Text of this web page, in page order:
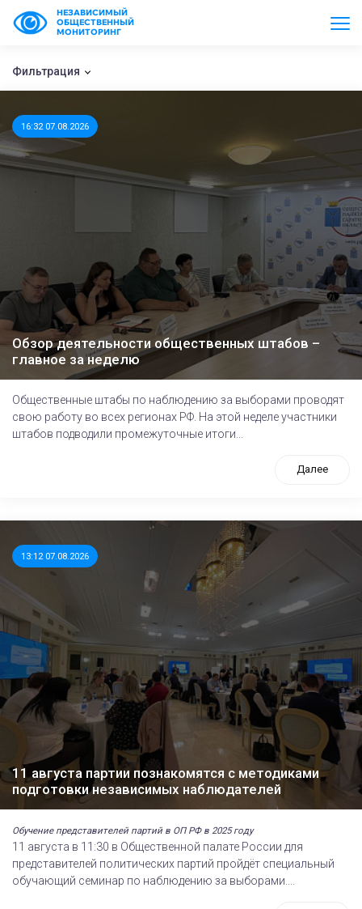
НЕЗАВИСИМЫЙ
ОБЩЕСТВЕННЫЙ
МОНИТОРИНГ
Фильтрация
16:32 07.08.2026
Обзор деятельности общественных штабов –
главное за неделю
Общественные штабы по наблюдению за выборами проводят
свою работу во всех регионах РФ. На этой неделе участники
штабов подводили промежуточные итоги...
Далее
13:12 07.08.2026
11 августа партии познакомятся с методиками
подготовки независимых наблюдателей
Обучение представителей партий в ОП РФ в 2025 году
11 августа в 11:30 в Общественной палате России для
представителей политических партий пройдёт специальный
обучающий семинар по наблюдению за выборами....